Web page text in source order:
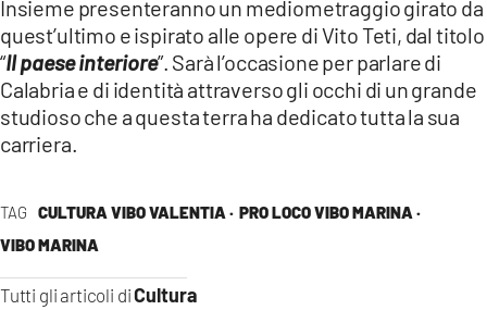
TAG CULTURA VIBO VALENTIA · PRO LOCO VIBO MARINA ·
VIBO MARINA
Tutti gli articoli diCultura
Insieme presenteranno un mediometraggio girato da
quest’ultimo e ispirato alle opere di Vito Teti, dal titolo
“Il paese interiore”. Sarà l’occasione per parlare di
Calabria e di identità attraverso gli occhi di un grande
studioso che a questa terra ha dedicato tutta la sua
carriera.